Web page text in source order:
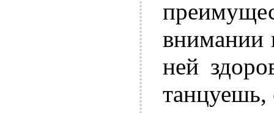
внимании
ней
танцуешь,